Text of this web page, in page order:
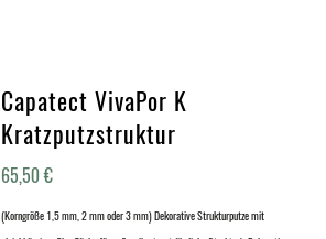
Capatect VivaPor K
Kratzputzstruktur
65,50€
(Korngröße 1,5 mm, 2 mm oder 3 mm) Dekorative Strukturputze mit